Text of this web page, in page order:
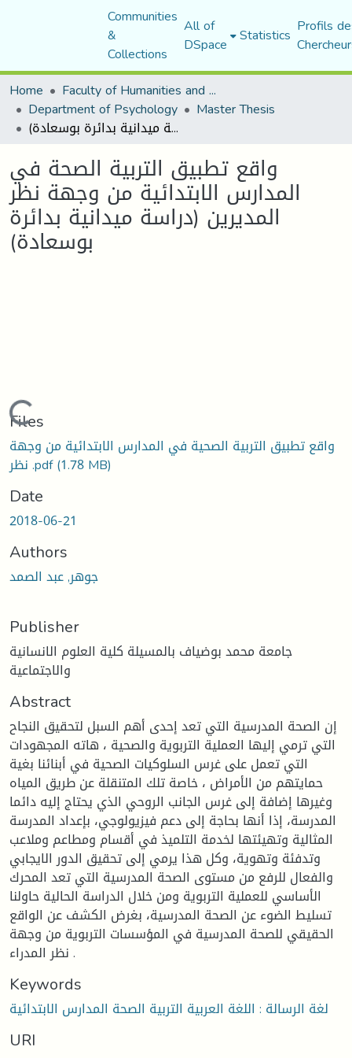
Communities
&
Collections
All of
DSpace Statistics Profils
Home
Faculty of Humanities and Social Sciences
Department of Psychology Master Thesis
واقع تطبيق التربية الصحة في المدارس الابتدائية من وجهة نظر المديرين (دراسة ميدانية بدائرة بوسعادة)
واقع تطبيق التربية الصحة في
المدارس الابتدائية من وجهة نظر
المديرين (دراسة ميدانية بدائرة
بوسعادة)
Loading...
Files
واقع تطبيق التربية الصحية في المدارس الابتدائية من وجهة
نظر .pdf(1.78 MB)
Date
2018-06-21
Authors
جوهر, عبد الصمد
Publisher
جامعة محمد بوضياف بالمسيلة كلية العلوم الانسانية
والاجتماعية
Abstract
إن الصحة المدرسية التي تعد إحدى أهم السبل لتحقيق النجاح
التي ترمي إليها العملية التربوية والصحية ، هاته المجهودات
التي تعمل على غرس السلوكيات الصحية في أبنائنا بغية
حمايتهم من الأمراض ، خاصة تلك المتنقلة عن طريق المياه
وغيرها إضافة إلى غرس الجانب الروحي الذي يحتاج إليه دائما
المدرسة، إذا أنها بحاجة إلى دعم فيزيولوجي، بإعداد المدرسة
المثالية وتهيئتها لخدمة التلميذ في أقسام ومطاعم وملاعب
وتدفئة وتهوية، وكل هذا يرمي إلى تحقيق الدور الايجابي
والفعال للرفع من مستوى الصحة المدرسية التي تعد المحرك
الأساسي للعملية التربوية ومن خلال الدراسة الحالية حاولنا
تسليط الضوء عن الصحة المدرسية، بغرض الكشف عن الواقع
الحقيقي للصحة المدرسية في المؤسسات التربوية من وجهة
نظر المدراء .
Keywords
لغة الرسالة : اللغة العربية التربية الصحة المدارس الابتدائية
URI